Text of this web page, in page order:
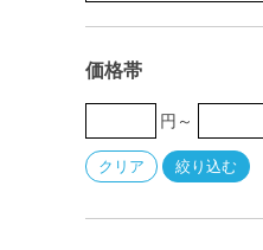
価格帯
円～